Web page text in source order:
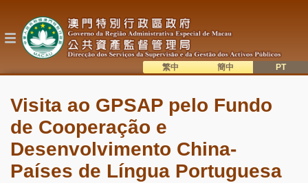
o
conteúdo
Visita ao GPSAP pelo Fundo
de Cooperação e
Desenvolvimento China-
Países de Língua Portuguesa